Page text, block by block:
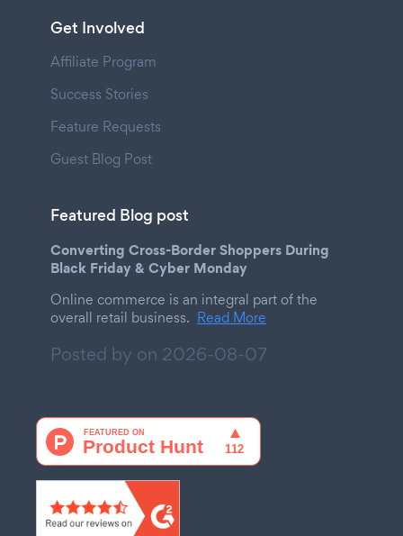
Get Involved
Affiliate Program
Success Stories
Feature Requests
Guest Blog Post
Featured Blog post
Converting Cross-Border Shoppers During
Black Friday & Cyber Monday
Online commerce is an integral part of the
overall retail business. Read More
Posted by on 2026-08-07